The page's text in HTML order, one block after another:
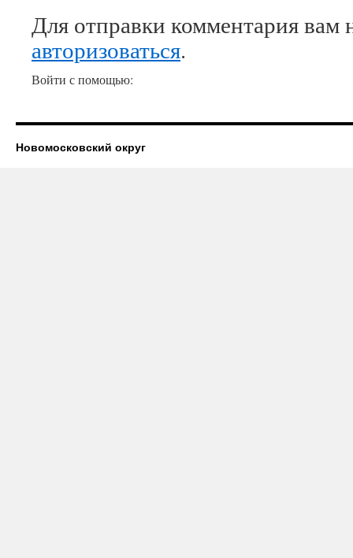
Для отправки комментария вам
авторизоваться.
Войти с помощью:
Новомосковский округ